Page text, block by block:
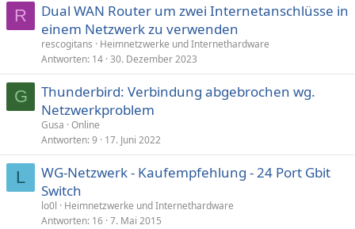
R
Dual WAN Router um zwei Internetanschlüsse in
einem Netzwerk zu verwenden
rescogitans
Heimnetzwerke und Internethardware
Antworten 14 30. Dezember 2023
G
Thunderbird: Verbindung abgebrochen wg.
Netzwerkproblem
Gusa Online
Antworten 9 17. Juni 2022
L
WG-Netzwerk - Kaufempfehlung - 24 Port Gbit
Switch
lo0l
Heimnetzwerke und Internethardware
Antworten 16 7. Mai 2015